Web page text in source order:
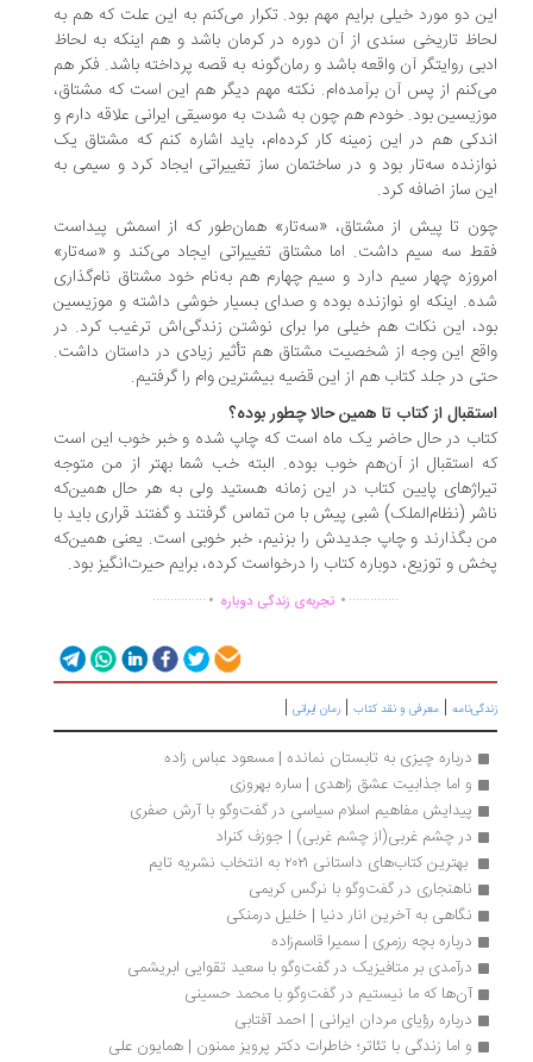
دو مورد خیلی برایم مهم بود. تکرار می‌کنم به این علت که هم به
تاریخی سندی از آن دوره در کرمان باشد و هم اینکه به لحاظ
روایتگر آن واقعه باشد و رمان‌گونه به قصه پرداخته باشد. فکر هم
از پس آن برآمده‌ام. نکته مهم دیگر هم این است که مشتاق،
بود. خودم هم چون به شدت به موسیقی ایرانی علاقه دارم و
هم در این زمینه کار کرده‌ام، باید اشاره کنم که مشتاق یک
سه‌تار بود و در ساختمان ساز تغییراتی ایجاد کرد و سیمی به
ساز اضافه کرد.
تا پیش از مشتاق، «سه‌تار» همان‌طور که از اسمش پیداست
سه سیم داشت. اما مشتاق تغییراتی ایجاد می‌کند و «سه‌تار»
چهار سیم دارد و سیم چهارم هم به‌نام خود مشتاق نام‌گذاری
اینکه او نوازنده بوده و صدای بسیار خوشی داشته و موزیسین
این نکات هم خیلی مرا برای نوشتن زندگی‌اش ترغیب کرد. در
این وجه از شخصیت مشتاق هم تأثیر زیادی در داستان داشت.
در جلد کتاب هم از این قضیه بیشترین وام را گرفتیم.
از کتاب تا همین حالا چطور بوده؟
در حال حاضر یک ماه است که چاپ شده و خبر خوب این است
استقبال از آن‌هم خوب بوده. البته خب شما بهتر از من متوجه
پایین کتاب در این زمانه هستید ولی به هر حال همین‌که
(نظام‌الملک) شبی پیش با من تماس گرفتند و گفتند قراری باید با
بگذارند و چاپ جدیدش را بزنیم، خبر خوبی است. یعنی همین‌که
و توزیع، دوباره کتاب را درخواست کرده، برایم حیرت‌انگیز بود.
................تجربه‌ی زندگی دوباره ...............
|معرفی و نقد کتاب|رمان ایرانی|
درباره چیزی به تابستان نمانده | مسعود عباس زاده
و اما جذابیت عشق زاهدی | ساره بهروزی
پیدایش مفاهیم اسلام سیاسی در گفت‌وگو با آرش صفری
در چشم غربی(از چشم غربی) | جوزف کنراد
بهترین کتاب‌های داستانی ۲۰۲۱ به انتخاب نشریه تایم
ناهنجاری در گفت‌وگو با نرگس کریمی
نگاهی به آخرین انار دنیا | خلیل درمنکی
درباره بچه رزمری | سمیرا قاسم‌زاده
درآمدی بر متافیزیک در گفت‌وگو با سعید تقوایی ابریشمی
آن‌ها که ما نیستیم در گفت‌وگو با محمد حسینی
درباره رؤیای مردان ایرانی | احمد آفتابی
و اما زندگی با تئاتر؛ خاطرات دکتر پرویز ممنون | همایون علی